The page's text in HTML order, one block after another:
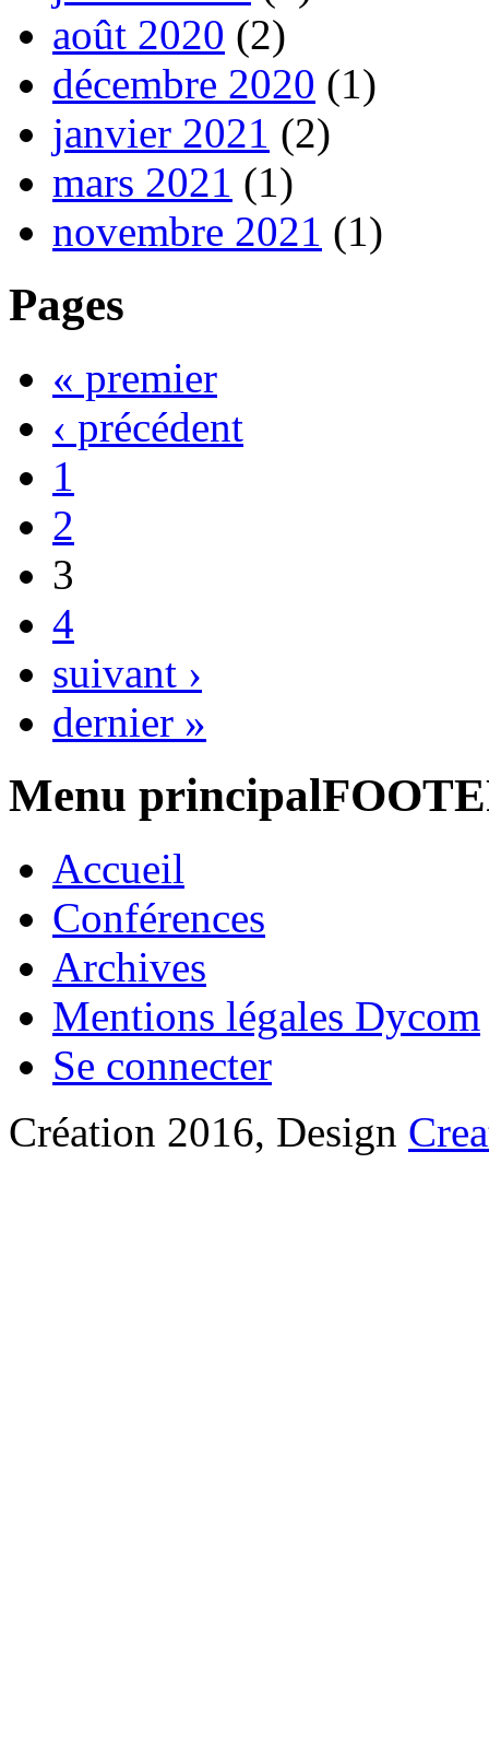
août 2020 (2)
décembre 2020 (1)
janvier 2021 (2)
mars 2021 (1)
novembre 2021 (1)
Pages
« premier
‹ précédent
1
2
3
4
suivant ›
dernier »
Menu
Accueil
Conférences
Archives
Mentions légales Dycom
Se connecter
Création 2016, Design